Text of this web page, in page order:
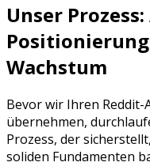
Unser
Wachstum
Bevor wir Ihren Reddit-
übernehmen,
Prozess, der
soliden Fundamenten